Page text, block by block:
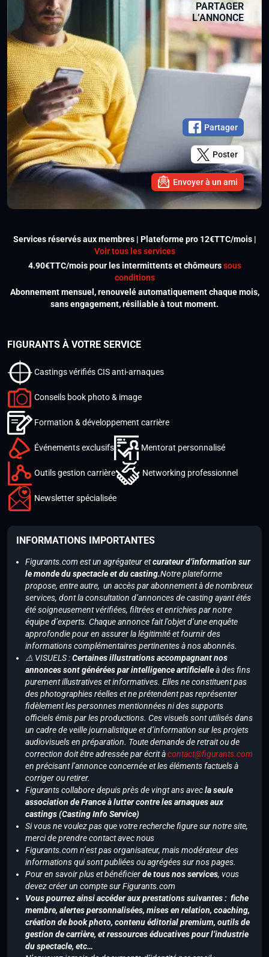
PARTAGER
L’ANNONCE
Partager
Poster
Envoyer à un ami
Services réservés aux membres | Plateforme pro 12€TTC/mois |
Voir tous les services
4.90€TTC/mois pour les intermittents et chômeurssous
conditions
Abonnement mensuel, renouvelé automatiquement chaque mois,
sans engagement, résiliable à tout moment.
FIGURANTS À VOTRE SERVICE
Castings vérifiés CIS anti-arnaques
Conseils book photo & image
Formation & développement carrière
Événements exclusifs Mentorat personnalisé
Outils gestion carrière Networking professionnel
Newsletter spécialisée
INFORMATIONS IMPORTANTES
Figurants.com est un agrégateur etcurateur d’information sur
le monde du spectacle et du casting.Notre plateforme
propose, entre autre, un accès par abonnement à de nombreux
services, dont la consultation d’annonces de casting ayant étés
été soigneusement vérifiées, filtrées et enrichies par notre
équipe d’experts. Chaque annonce fait l’objet d’une enquête
approfondie pour en assurer la légitimité et fournir des
informations complémentaires pertinentes à nos abonnés.
⚠️ VISUELS :Certaines illustrations accompagnant nos
annonces sont générées par intelligence artificielleà des fins
purement illustratives et informatives. Elles ne constituent pas
des photographies réelles et ne prétendent pas représenter
fidèlement les personnes mentionnées ni des supports
officiels émis par les productions. Ces visuels sont utilisés dans
un cadre de veille journalistique et d’information sur les projets
audiovisuels en préparation. Toute demande de retrait ou de
correction doit être adressée par écrit àcontact@figurants.com
en précisant l’annonce concernée et les éléments factuels à
corriger ou retirer.
Figurants collabore depuis près de vingt ans avecla seule
association de France à lutter contre les arnaques aux
castings (Casting Info Service)
Si vous ne voulez pas que votre recherche figure sur notre site,
merci de prendre contact avec nous
Figurants.com n’est pas organisateur, mais modérateur des
informations qui sont publiées ou agrégées sur nos pages.
Pour en savoir plus et bénéficierde tous nos services, vous
devez créer un compte sur Figurants.com
Vous pourrez ainsi accéder aux prestations suivantes : fiche
membre, alertes personnalisées, mises en relation, coaching,
création de book photo, contenu éditorial premium, outils de
gestion de carrière, et ressources éducatives pour l’industrie
du spectacle, etc…